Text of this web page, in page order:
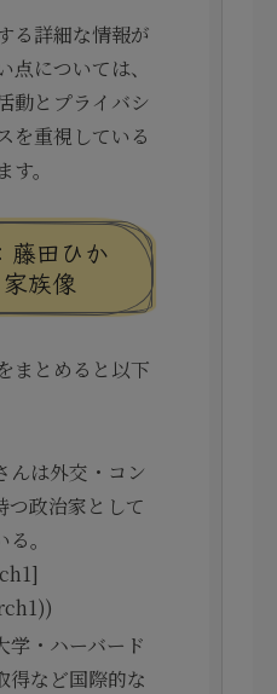
る詳細な情報が
点については、
動とプライバシ
を重視している
。
田ひか
族像
まとめると以下
んは外交・コン
つ政治家として
。
学・ハーバード
得など国際的な